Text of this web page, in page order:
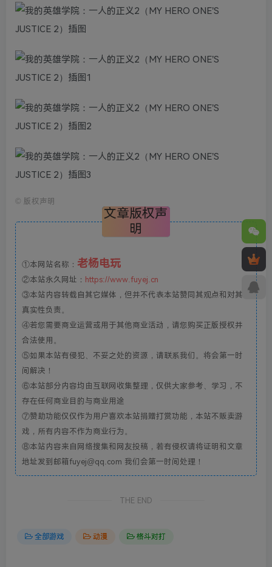
© 版权声明
文章版权声
明
①本网站名称： 老杨电玩
②本站永久网址： https://www.fuyej.cn
③本站内容转载自其它媒体，但并不代表本站赞同其观点和对其
真实性负责。
④若您需要商业运营或用于其他商业活动，请您购买正版授权并
合法使用。
⑤如果本站有侵犯、不妥之处的资源，请联系我们。将会第一时
间解决！
⑥本站部分内容均由互联网收集整理，仅供大家参考、学习，不
存在任何商业目的与商业用途
⑦赞助功能仅仅作为用户喜欢本站捐赠打赏功能，本站不贩卖游
戏，所有内容不作为商业行为。
⑧本站内容来自网络搜集和网友投稿，若有侵权请将证明和文章
地址发到邮箱fuyej@qq.com 我们会第一时间处理！
THE END
全部游戏 动漫 格斗对打